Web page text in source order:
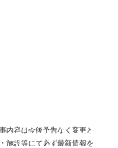
内容は今後予告なく変更と
施設等にて必ず最新情報を